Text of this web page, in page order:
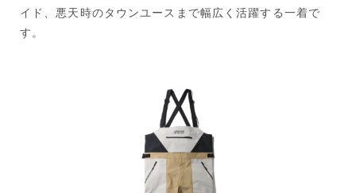
イド、悪天時のタウンユースまで幅広く活躍する一着で
す。